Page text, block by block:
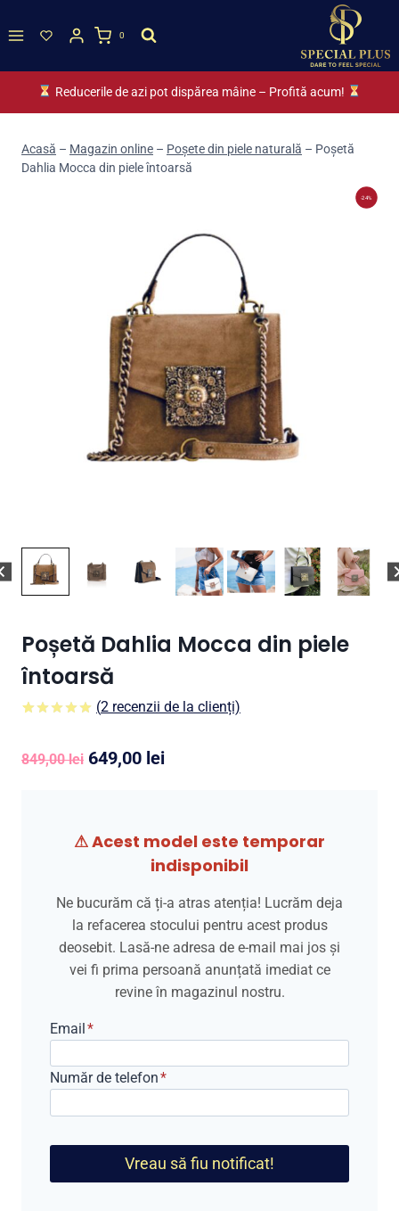
to
0
Reducerile de azi pot dispărea mâine – Profită acum!
Acasă – Magazin online – Poșete din piele naturală – Poșetă
Dahlia Mocca din piele întoarsă
-24%
Poșetă Dahlia Mocca din piele
întoarsă
evaluări ale
clienților
(2 recenzii de la clienți)
849,00lei Prețul
fost:
849,00 lei.
649,00 leiPrețul
649,00 lei.
⚠ Acest model este temporar
indisponibil
Ne bucurăm că ți-a atras atenția! Lucrăm deja
la refacerea stocului pentru acest produs
deosebit. Lasă-ne adresa de e-mail mai jos și
vei fi prima persoană anunțată imediat ce
revine în magazinul nostru.
Email *
Număr de telefon*
Vreau să fiu notificat!